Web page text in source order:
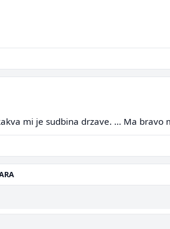
mi je sudbina drzave. ... Ma bravo